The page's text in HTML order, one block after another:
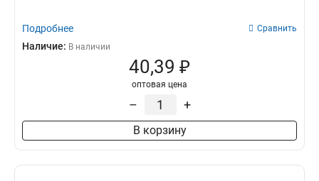
Подробнее Сравнить
Наличие: В наличии
40,39 ₽
оптовая цена
– +
В корзину